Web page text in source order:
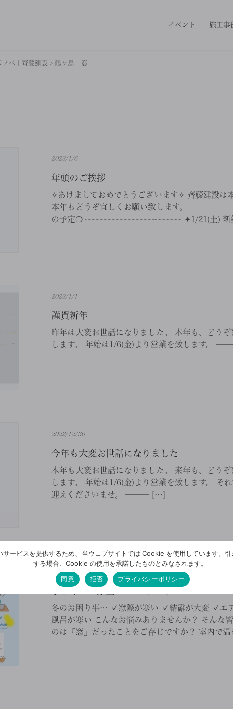
イベント 施工事
ベ｜齊藤建設 > 鶴ヶ島 窓
2023/1/6
年頭のご挨拶
✧あけましておめでとうございます✧ 齊藤建設は
本年もどうぞ宜しくお願い致します。
の予定❍ ┈┈┈┈┈┈┈┈┈┈┈┈ ✦1/21(土) 新
2023/1/1
謹賀新年
昨年は大変お世話になりました。 本年も、どう
します。 年始は1/6(金)より営業を致します
2022/12/30
今年も大変お世話になりました
本年も大変お世話になりました。 来年も、どう
します。 年始は1/6(金)より営業を致します。 そ
迎えくださいませ。 ——— […]
2022/12/29
冬のお困り事… ✓窓際が寒い ✓結露が大変 ✓エ
風呂が寒い こんなお悩みありませんか？ そんな
のは『窓』だったことをご存じですか？ 室内で
サービスを提供するため、当ウェブサイトでは Cookie を使用しています。引
する場合、Cookie の使用を承諾したものとみなされます。
同意
拒否 プライバシーポリシー